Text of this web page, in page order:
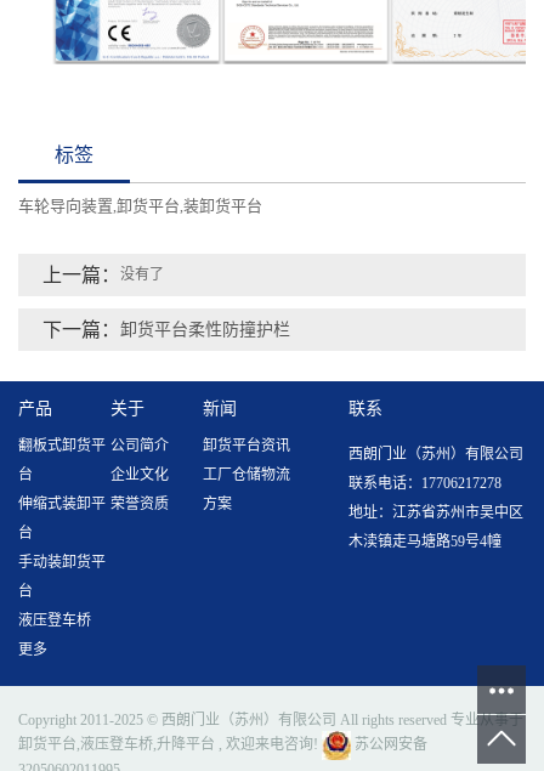
标签
车轮导向装置 卸货平台 装卸货平台
上一篇： 没有了
下一篇： 卸货平台柔性防撞护栏
产品
翻板式卸货平
台
伸缩式装卸平
台
手动装卸货平
台
液压登车桥
更多
关于
公司简介
企业文化
荣誉资质
新闻
卸货平台资讯
工厂仓储物流
方案
联系
西朗门业（苏州）有限公司
联系电话：17706217278
地址：江苏省苏州市吴中区
木渎镇走马塘路59号4幢
Copyright 2011-2025 © 西朗门业（苏州）有限公司 All rights reserved 专业从事于
卸货平台 液压登车桥 升降平台 , 欢迎来电咨询!
苏公网安备